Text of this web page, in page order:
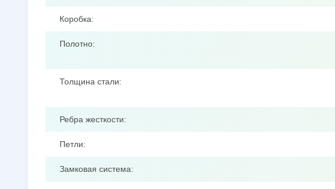
Коробка:
Полотно:
Толщина стали:
Ребра жесткости:
Петли:
Замковая система: